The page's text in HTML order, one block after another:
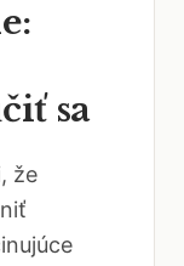
sa
že